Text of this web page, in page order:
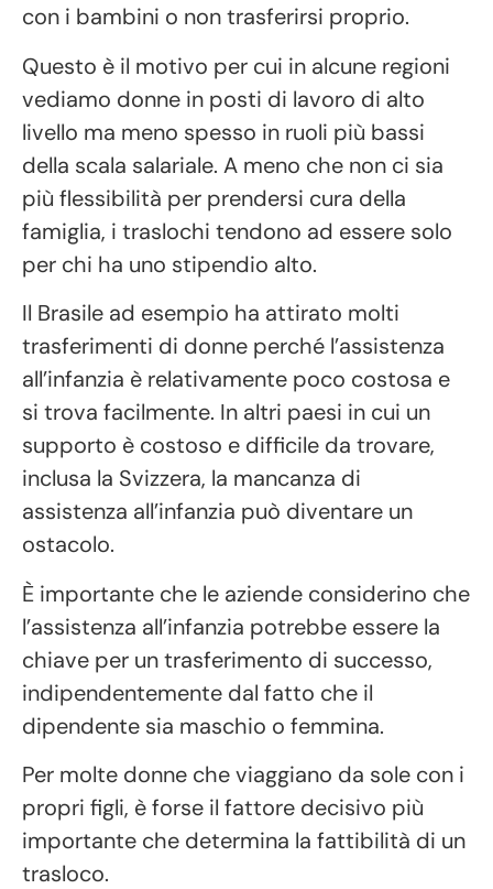
con i bambini o non trasferirsi proprio.
Questo è il motivo per cui in alcune regioni
vediamo donne in posti di lavoro di alto
livello ma meno spesso in ruoli più bassi
della scala salariale. A meno che non ci sia
più flessibilità per prendersi cura della
famiglia, i traslochi tendono ad essere solo
per chi ha uno stipendio alto.
Il Brasile ad esempio ha attirato molti
trasferimenti di donne perché l’assistenza
all’infanzia è relativamente poco costosa e
si trova facilmente. In altri paesi in cui un
supporto è costoso e difficile da trovare,
inclusa la Svizzera, la mancanza di
assistenza all’infanzia può diventare un
ostacolo.
È importante che le aziende considerino che
l’assistenza all’infanzia potrebbe essere la
chiave per un trasferimento di successo,
indipendentemente dal fatto che il
dipendente sia maschio o femmina.
Per molte donne che viaggiano da sole con i
propri figli, è forse il fattore decisivo più
importante che determina la fattibilità di un
trasloco.